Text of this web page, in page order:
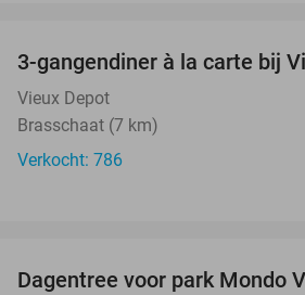
3-gangendiner à la carte bij
Vieux Depot
Brasschaat (7 km)
Verkocht: 786
Dagentree voor park Mondo